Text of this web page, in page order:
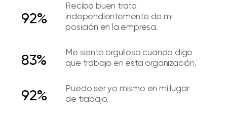
92%
Recibo buen trato
independientemente de mi
posición en la empresa.
83%
Me siento orgulloso cuando digo
que trabajo en esta organización.
92%
Puedo ser yo mismo en mi lugar
de trabajo.